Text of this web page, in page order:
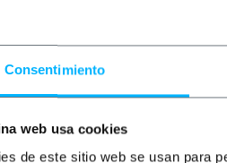
Consentimiento
web usa cookies
de este sitio web se usan para
+
+